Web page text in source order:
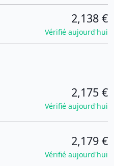
2,138 €
Vérifié aujourd'hui
2,175 €
Vérifié aujourd'hui
2,179 €
Vérifié aujourd'hui